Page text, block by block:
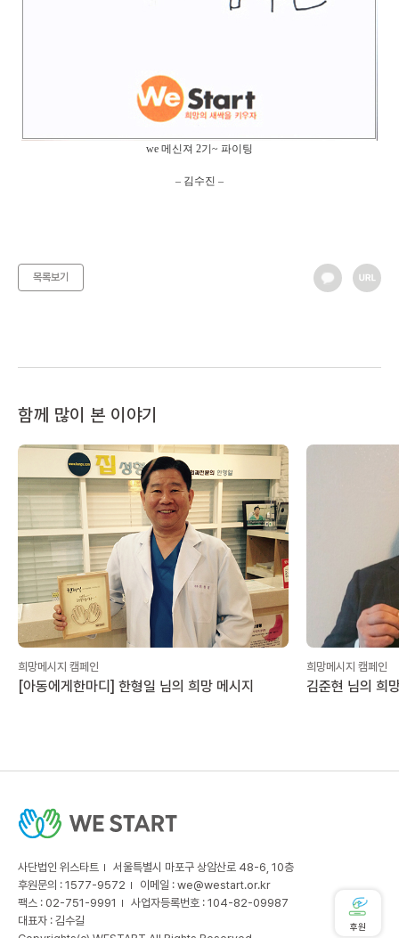
we 메신져 2기~ 파이팅
– 김수진 –
목록보기
함께 많이 본 이야기
희망메시지 캠페인
[아동에게한마디] 한형일 님의 희망 메시지
희망메시지 캠페인
김준현 님의 희
사단법인 위스타트
서울특별시 마포구 상암산로 48-6, 10층
후원문의 : 1577-9572
이메일 : we@westart.or.kr
팩스 : 02-751-9991
사업자등록번호 : 104-82-09987
대표자 : 김수길
후원